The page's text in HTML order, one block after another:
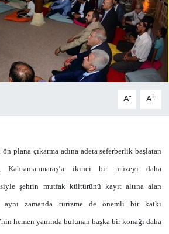
A- A+
plana çıkarma adına adeta seferberlik başlatan
Kahramanmaraş’a ikinci bir müzeyi daha
şehrin mutfak kültürünü kayıt altına alan
aynı zamanda turizme de önemli bir katkı
hemen yanında bulunan başka bir konağı daha